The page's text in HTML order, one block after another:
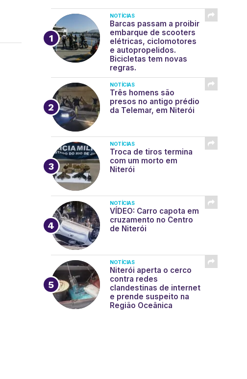
NOTÍCIAS
Barcas passam a proibir
embarque de scooters
elétricas, ciclomotores
e autopropelidos.
Bicicletas tem novas
regras.
NOTÍCIAS
Três homens são
presos no antigo prédio
da Telemar, em Niterói
NOTÍCIAS
Troca de tiros termina
com um morto em
Niterói
NOTÍCIAS
VÍDEO: Carro capota em
cruzamento no Centro
de Niterói
NOTÍCIAS
Niterói aperta o cerco
contra redes
clandestinas de internet
e prende suspeito na
Região Oceânica